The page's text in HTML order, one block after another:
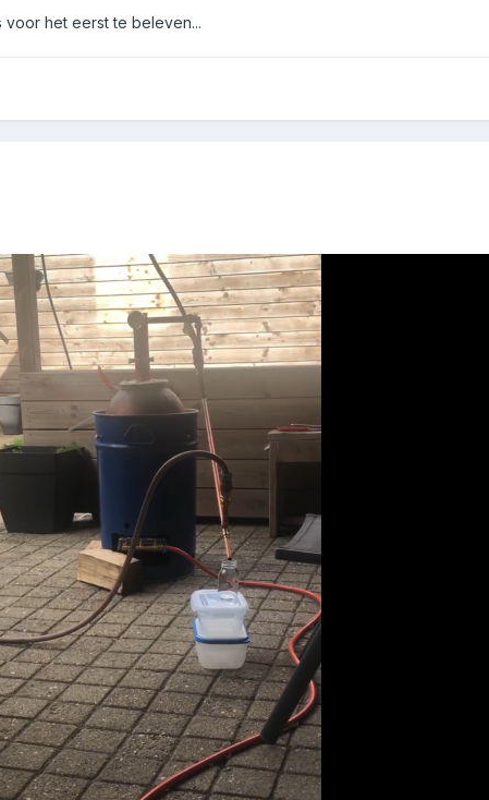
het eerst te beleven...